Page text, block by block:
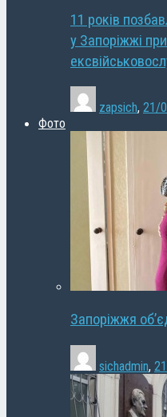
11 років
у Запоріжжі
zapsich, 21/
Фото
Запоріжжя
sichadmin,